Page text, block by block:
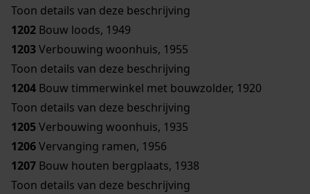
Toon details van deze beschrijving
1202 Bouw loods, 1949
1203Verbouwing woonhuis, 1955
Toon details van deze beschrijving
1204 Bouw timmerwinkel met bouwzolder, 1920
Toon details van deze beschrijving
1205Verbouwing woonhuis, 1935
1206Vervanging ramen, 1956
1207 Bouw houten bergplaats, 1938
Toon details van deze beschrijving